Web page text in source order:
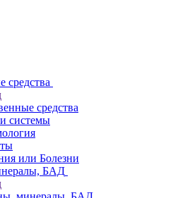
средства
средства
системы
или Болезни
БАД